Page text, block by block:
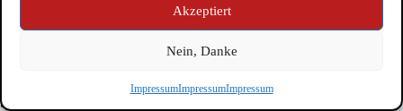
Akzeptiert
Nein, Danke
ImpressumImpressumImpressum
Copyright © Feuerwehr Kirchbichl 2026 - WordPress Theme
by